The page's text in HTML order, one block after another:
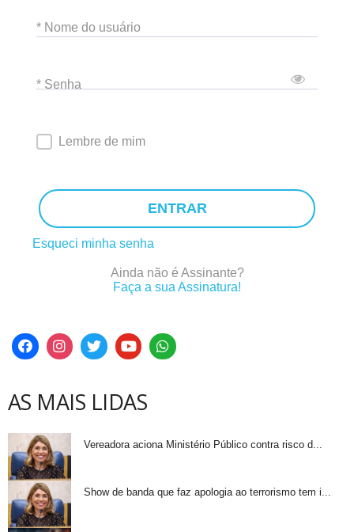
* Nome do usuário
* Senha
Lembre de mim
ENTRAR
Esqueci minha senha
Ainda não é Assinante?
Faça a sua Assinatura!
AS MAIS LIDAS
Vereadora aciona Ministério Público contra risco d...
Show de banda que faz apologia ao terrorismo tem i...